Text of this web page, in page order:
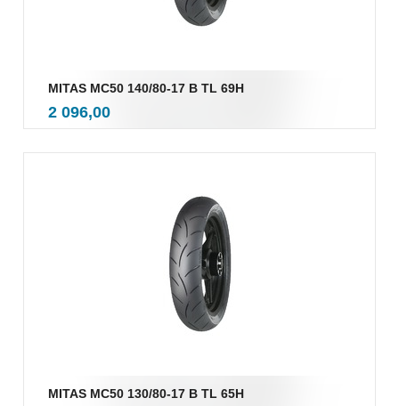
MITAS MC50 140/80-17 B TL 69H
Pris
2 096,00mva.
MITAS MC50 130/80-17 B TL 65H